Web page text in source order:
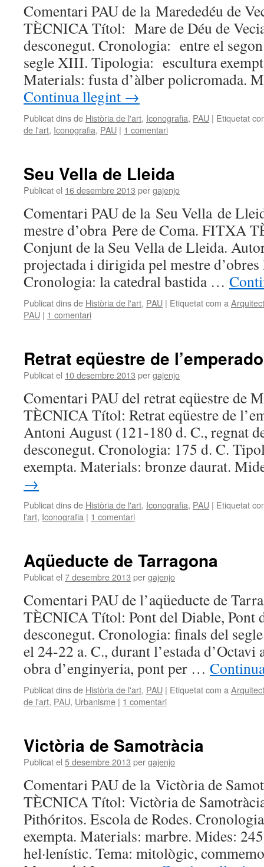
Comentari PAU de la Marededéu de
TÈCNICA Títol: Mare de Déu de
desconegut. Cronologia: entre el
segle XIII. Tipologia: escultura
Materials: fusta d’àlber policromada.
Continua llegint →
Publicat dins de Història de l'art, Iconografia, PAU | Etiquetat
de l'art, Iconografia, PAU | 1 comentari
Seu Vella de Lleida
Publicat el 16 desembre 2013 pergajenjo
Comentari PAU de la Seu Vella de
mestre d’obra Pere de Coma. FITXA
Conjunt de la Seu Vella de Lleida.
projectada i dirigida pel mestre d’obres
Cronologia: la catedral bastida …
Publicat dins de Història de l'art, PAU | Etiquetat com a
PAU | 1 comentari
Retrat eqüestre de
Publicat el 10 desembre 2013 pergajenjo
Comentari PAU del retrat eqüestre de
TÈCNICA Títol: Retrat eqüestre de
Antoni August (121-180 d. C., regnat
desconegut. Cronologia: 175 d. C.
exempta. Materials: bronze daurat.
→
Publicat dins de Història de l'art, Iconografia, PAU | Etiquetat
l'art, Iconografia | 1 comentari
Aqüeducte de Tarragona
Publicat el 7 desembre 2013 pergajenjo
Comentari PAU de l’aqüeducte de
TÈCNICA Títol: Pont del Diable, Pont
desconegut. Cronologia: finals del
el 24-22 a. C., durant l’estada
obra d’enginyeria, pont per …
Publicat dins de Història de l'art, PAU | Etiquetat com a
de l'art, PAU, Urbanisme | 1 comentari
Victòria de Samotràcia
Publicat el 5 desembre 2013 pergajenjo
Comentari PAU de la Victòria de
TÈCNICA Títol: Victòria de
Pithóritos. Escola de Rodes.
exempta. Materials: marbre. Mides:
hel·lenístic. Tema: mitològic,